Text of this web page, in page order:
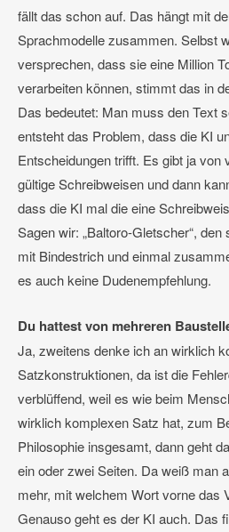
fällt das schon auf. Das hängt mit
Sprachmodelle zusammen. Selbst
versprechen, dass sie eine Million
verarbeiten können, stimmt das in
Das bedeutet: Man muss den Text
entsteht das Problem, dass die KI
Entscheidungen trifft. Es gibt ja von
gültige Schreibweisen und dann
dass die KI mal die eine
Sagen wir: „Baltoro-Gletscher“,
mit Bindestrich und einmal
es auch keine Dudenempfehlung.
Du hattest von mehreren
Ja, zweitens denke ich an wirklich
Satzkonstruktionen, da ist die
verblüffend, weil es wie beim
wirklich komplexen Satz hat, zum
Philosophie insgesamt, dann geht
ein oder zwei Seiten. Da weiß man
mehr, mit welchem Wort vorne das
Genauso geht es der KI auch. Das